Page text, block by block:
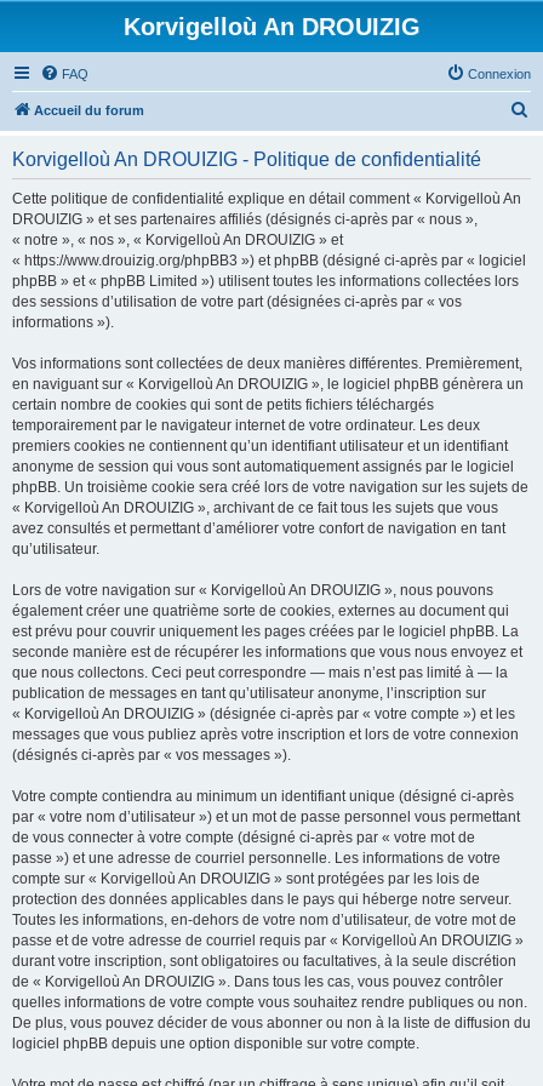
Korvigelloù An DROUIZIG
FAQ Connexion
Accueil du forum
Korvigelloù An DROUIZIG - Politique de confidentialité
Cette politique de confidentialité explique en détail comment « Korvigelloù An
DROUIZIG » et ses partenaires affiliés (désignés ci-après par « nous »,
« notre », « nos », « Korvigelloù An DROUIZIG » et
« https://www.drouizig.org/phpBB3 ») et phpBB (désigné ci-après par « logiciel
phpBB » et « phpBB Limited ») utilisent toutes les informations collectées lors
des sessions d’utilisation de votre part (désignées ci-après par « vos
informations »).
Vos informations sont collectées de deux manières différentes. Premièrement,
en naviguant sur « Korvigelloù An DROUIZIG », le logiciel phpBB génèrera un
certain nombre de cookies qui sont de petits fichiers téléchargés
temporairement par le navigateur internet de votre ordinateur. Les deux
premiers cookies ne contiennent qu’un identifiant utilisateur et un identifiant
anonyme de session qui vous sont automatiquement assignés par le logiciel
phpBB. Un troisième cookie sera créé lors de votre navigation sur les sujets de
« Korvigelloù An DROUIZIG », archivant de ce fait tous les sujets que vous
avez consultés et permettant d’améliorer votre confort de navigation en tant
qu’utilisateur.
Lors de votre navigation sur « Korvigelloù An DROUIZIG », nous pouvons
également créer une quatrième sorte de cookies, externes au document qui
est prévu pour couvrir uniquement les pages créées par le logiciel phpBB. La
seconde manière est de récupérer les informations que vous nous envoyez et
que nous collectons. Ceci peut correspondre — mais n’est pas limité à — la
publication de messages en tant qu’utilisateur anonyme, l’inscription sur
« Korvigelloù An DROUIZIG » (désignée ci-après par « votre compte ») et les
messages que vous publiez après votre inscription et lors de votre connexion
(désignés ci-après par « vos messages »).
Votre compte contiendra au minimum un identifiant unique (désigné ci-après
par « votre nom d’utilisateur ») et un mot de passe personnel vous permettant
de vous connecter à votre compte (désigné ci-après par « votre mot de
passe ») et une adresse de courriel personnelle. Les informations de votre
compte sur « Korvigelloù An DROUIZIG » sont protégées par les lois de
protection des données applicables dans le pays qui héberge notre serveur.
Toutes les informations, en-dehors de votre nom d’utilisateur, de votre mot de
passe et de votre adresse de courriel requis par « Korvigelloù An DROUIZIG »
durant votre inscription, sont obligatoires ou facultatives, à la seule discrétion
de « Korvigelloù An DROUIZIG ». Dans tous les cas, vous pouvez contrôler
quelles informations de votre compte vous souhaitez rendre publiques ou non.
De plus, vous pouvez décider de vous abonner ou non à la liste de diffusion du
logiciel phpBB depuis une option disponible sur votre compte.